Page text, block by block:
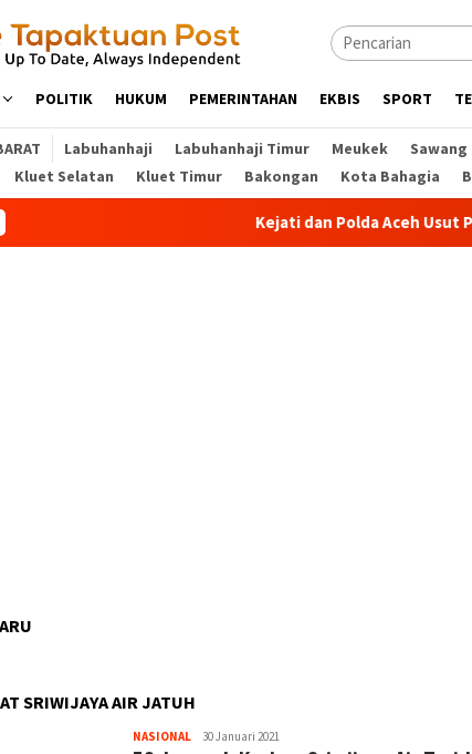
POLITIK HUKUM PEMERINTAHAN EKBIS SPORT
Labuhanhaji Labuhanhaji Timur Meukek Sawang
Kluet Selatan Kluet Timur Bakongan Kota Bahagia
Kejati dan Polda Aceh Usut Pokir
SRIWIJAYA AIR JATUH
NASIONALBy 30 Januari 2021